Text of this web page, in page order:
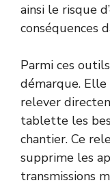
ainsi le risque
conséquences
Parmi ces
démarque.
relever
tablette les
chantier. Ce
supprime les
transmissions